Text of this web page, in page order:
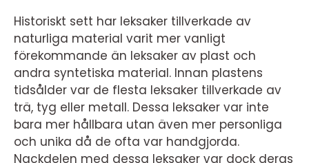
Historiskt sett har leksaker tillverkade av
naturliga material varit mer vanligt
förekommande än leksaker av plast och
andra syntetiska material. Innan plastens
tidsålder var de flesta leksaker tillverkade av
trä, tyg eller metall. Dessa leksaker var inte
bara mer hållbara utan även mer personliga
och unika då de ofta var handgjorda.
Nackdelen med dessa leksaker var dock deras